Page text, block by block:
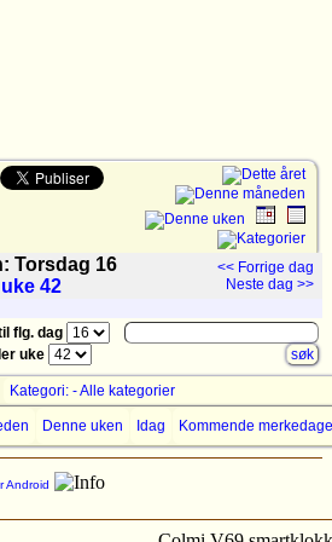
Torsdag 16
<< Forrige dag
Neste dag >>
flg. dag
uke
Kategori: - Alle kategorier
Denne uken Idag Kommende
Android